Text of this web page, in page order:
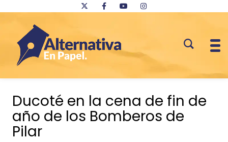
contenido
Ducoté en la cena de fin de
año de los Bomberos de
Pilar